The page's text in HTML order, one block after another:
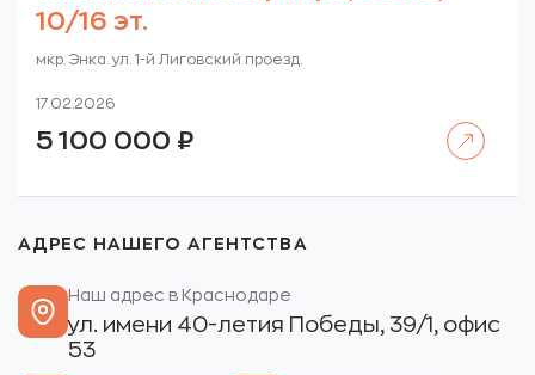
10/16 эт.
мкр. Энка. ул. 1-й Лиговский проезд.
17.02.2026
5 100 000 ₽
АДРЕС НАШЕГО АГЕНТСТВА
Наш адрес в Краснодаре
ул. имени 40-летия Победы, 39/1, офис
53